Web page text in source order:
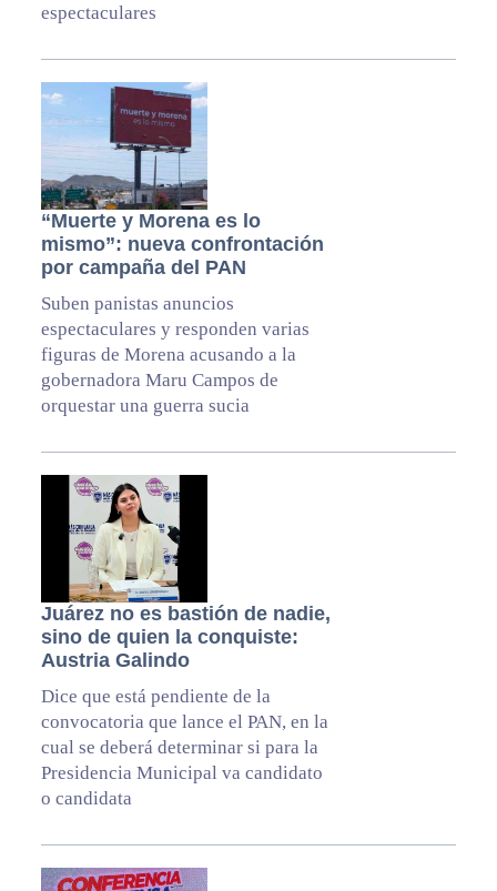
espectaculares
“Muerte y Morena es lo
mismo”: nueva confrontación
por campaña del PAN
Suben panistas anuncios
espectaculares y responden varias
figuras de Morena acusando a la
gobernadora Maru Campos de
orquestar una guerra sucia
Juárez no es bastión de nadie,
sino de quien la conquiste:
Austria Galindo
Dice que está pendiente de la
convocatoria que lance el PAN, en la
cual se deberá determinar si para la
Presidencia Municipal va candidato
o candidata